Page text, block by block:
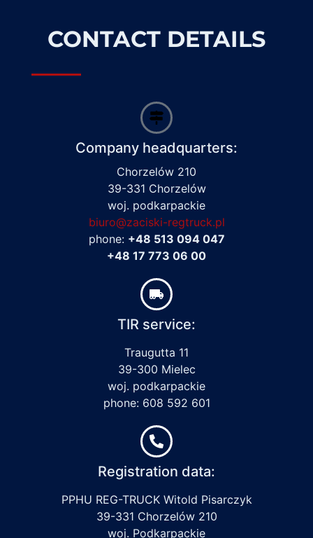
CONTACT DETAILS
Company headquarters:
Chorzelów 210
39-331 Chorzelów
woj. podkarpackie
biuro@zaciski-regtruck.pl
phone: +48 513 094 047
+48 17 773 06 00
TIR service:
Traugutta 11
39-300 Mielec
woj. podkarpackie
phone: 608 592 601
Registration data:
PPHU REG-TRUCK Witold Pisarczyk
39-331 Chorzelów 210
woj. Podkarpackie